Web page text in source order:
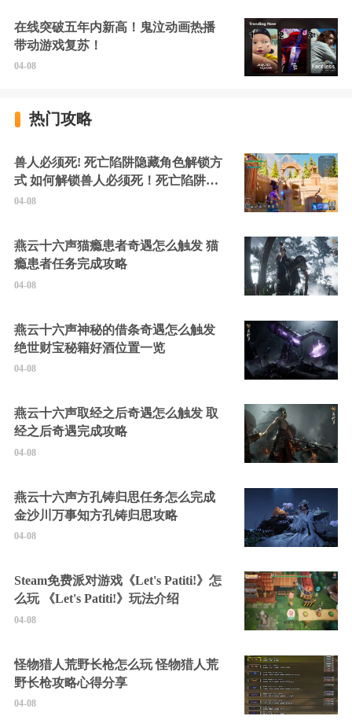
在线突破五年内新高！鬼泣动画热播
带动游戏复苏！
04-08
热门攻略
兽人必须死! 死亡陷阱隐藏角色解锁方
式 如何解锁兽人必须死！死亡陷阱中
的隐藏角色
04-08
燕云十六声猫瘾患者奇遇怎么触发 猫
瘾患者任务完成攻略
04-08
燕云十六声神秘的借条奇遇怎么触发
绝世财宝秘籍好酒位置一览
04-08
燕云十六声取经之后奇遇怎么触发 取
经之后奇遇完成攻略
04-08
燕云十六声方孔铸归思任务怎么完成
金沙川万事知方孔铸归思攻略
04-08
Steam免费派对游戏《Let's Patiti!》怎
么玩 《Let's Patiti!》玩法介绍
04-08
怪物猎人荒野长枪怎么玩 怪物猎人荒
野长枪攻略心得分享
04-08